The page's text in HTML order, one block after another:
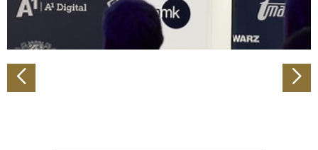
zu können und die Zugriffe auf unsere Website zu
analysieren. Außerdem geben wir Informationen zu Ihrer
Verwendung unserer Website an unsere Partner für
Partner führen diese Informationen möglicherweise mit
weiteren Daten zusammen, die Sie ihnen bereitgestellt